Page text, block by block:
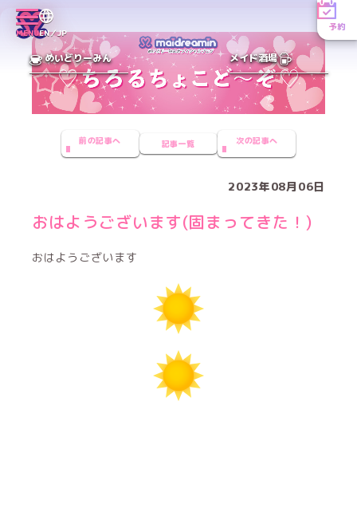
MENUEN／JP
予約
めいどりーみん メイド酒場
前の記事へ 記事一覧 次の記事へ
2023年08月06日
おはようございます(固まってきた！)
おはようございます